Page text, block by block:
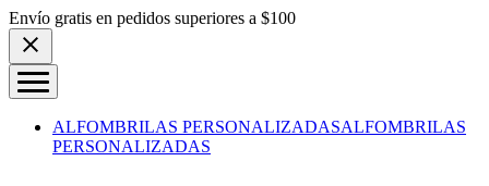
Skip to content
Envío gratis en pedidos superiores a $100
ALFOMBRILAS PERSONALIZADASALFOMBRILAS
PERSONALIZADAS